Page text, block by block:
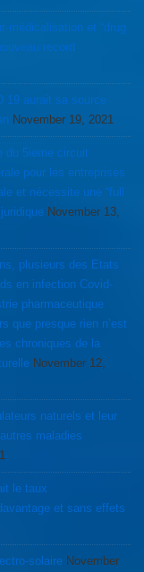
médicalisation et “drug
record
19 aurait sa source
November 19, 2021
du 5ieme circuit
et nécessite une “full
November 13,
plusieurs des Etats
en infection Covid-
pharmaceutique
que presque rien n’est
chroniques de la
November 12,
maladies
le taux
et sans effets
solaire November